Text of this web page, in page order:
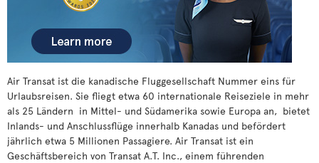
Air Transat ist die kanadische Fluggesellschaft Nummer eins für
Urlaubsreisen. Sie fliegt etwa 60 internationale Reiseziele in mehr
als 25 Ländern in Mittel- und Südamerika sowie Europa an, bietet
Inlands- und Anschlussflüge innerhalb Kanadas und befördert
jährlich etwa 5 Millionen Passagiere. Air Transat ist ein
Geschäftsbereich von Transat A.T. Inc., einem führenden